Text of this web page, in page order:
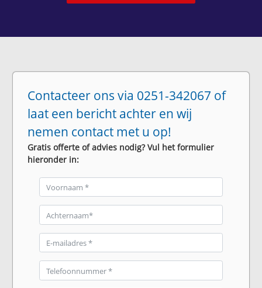
Contacteer ons via 0251-342067 of
laat een bericht achter en wij
nemen contact met u op!
Gratis offerte of advies nodig? Vul het formulier
hieronder in: